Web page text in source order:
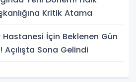
Kritik Atama
Hastanesi İçin Beklenen Gün
Açılışta Sona Gelindi